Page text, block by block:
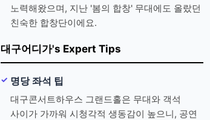
노력해왔으며, 지난 '봄의 합창' 무대에도 올랐던
친숙한 합창단이에요.
대구어디가's Expert Tips
명당 좌석 팁
대구콘서트하우스 그랜드홀은 무대와 객석
사이가 가까워 시청각적 생동감이 높으니, 공연